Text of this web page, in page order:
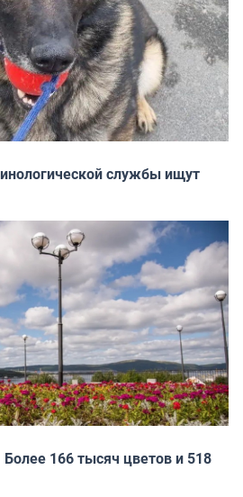
службы ищут
166 тысяч цветов и 518